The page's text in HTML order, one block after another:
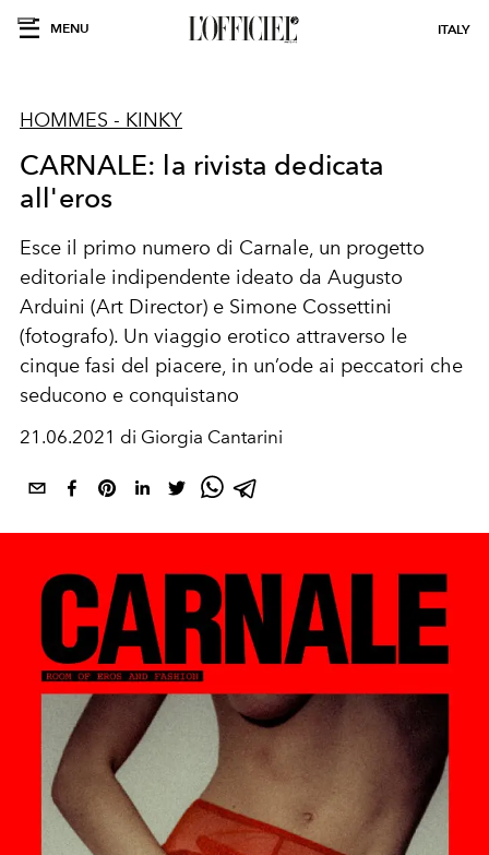
MENU ITALY
HOMMES - KINKY
CARNALE: la rivista dedicata
all'eros
Esce il primo numero di Carnale, un progetto
editoriale indipendente ideato da Augusto
Arduini (Art Director) e Simone Cossettini
(fotografo). Un viaggio erotico attraverso le
cinque fasi del piacere, in un’ode ai peccatori che
seducono e conquistano
21.06.2021 di Giorgia Cantarini